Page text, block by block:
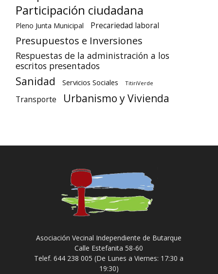
Participación ciudadana
Pleno Junta Municipal Precariedad laboral
Presupuestos e Inversiones
Respuestas de la administración a los
escritos presentados
Sanidad Servicios Sociales TitiriVerde
Transporte Urbanismo y Vivienda
Asociación Vecinal Independiente de Butarque
Calle Estefanita 58-60
Telef. 644 238 005 (De Lunes a Viernes: 17:30 a
19:30)